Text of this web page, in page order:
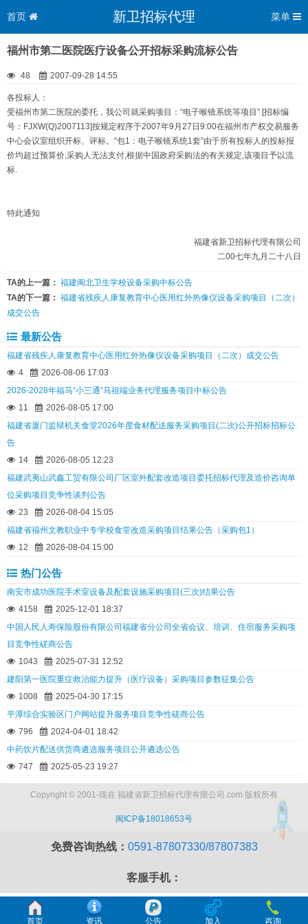
首页 新卫招标代理 菜单
福州市第二医院医疗设备公开招标采购流标公告
48 2007-09-28 14:55
各投标人：
受福州市第二医院的委托，我公司就采购项目：“电子喉镜系统等项目” [招标编
号：FJXW(Q)2007113]按规定程序于2007年9月27日9:00在福州市产权交易服务
中心会议室组织开标、评标。“包1：电子喉镜系统1套”由于所有投标人的投标报
价均超过预算价,采购人无法支付,根据中国政府采购法的有关规定,该项目予以流
标.
特此通知
福建省新卫招标代理有限公司
二00七年九月二十八日
TA的上一篇： 福建闽北卫生学校设备采购中标公告
TA的下一篇： 福建省残疾人康复教育中心医用红外热像仪设备采购项目（二次）
成交公告
最新公告
福建省残疾人康复教育中心医用红外热像仪设备采购项目（二次）成交公告
4
2026-08-06 17:03
2026-2028年福马“小三通”马祖端业务代理服务项目中标公告
11
2026-08-05 17:00
福建省厦门监狱机关食堂2026年度食材配送服务采购项目(二次)公开招标招标公
告
14
2026-08-05 12:23
福建武夷山武鑫工贸有限公司厂区室外配套改造项目委托招标代理及造价咨询单
位采购项目竞争性谈判公告
23
2026-08-04 15:05
福建省福州文教职业中专学校食堂改造采购项目结果公告（采购包1）
12
2026-08-04 15:00
热门公告
南安市成功医院手术室设备及配套设施采购项目(三次)结果公告
4158
2025-12-01 18:37
中国人民人寿保险股份有限公司福建省分公司全省会议、培训、住宿服务采购项
目竞争性磋商公告
1043
2025-07-31 12:52
建阳第一医院重症救治能力提升（医疗设备）采购项目参数征集公告
1008
2025-04-30 17:15
平潭综合实验区门户网站提升服务项目竞争性磋商公告
796
2024-04-01 18:42
中药饮片配送供货商遴选服务项目公开遴选公告
747
2025-05-23 19:27
Copyright © 2001-现在 福建省新卫招标代理有限公司.com 版权所有
闽ICP备18018653号
免费咨询热线： 0591-87807330/87807383
客服手机：
首页 资讯 公告 加入 咨询